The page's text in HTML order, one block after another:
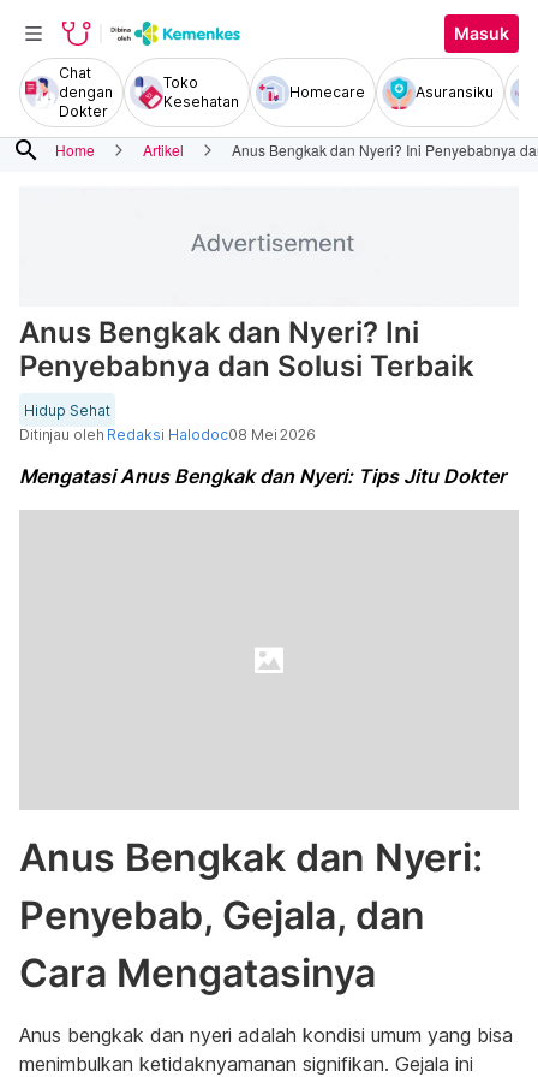
Masuk
Chat
dengan
Dokter
Toko
Kesehatan
Homecare Asuransiku
search Home Artikel Anus Bengkak dan Nyeri? Ini Penyebabnya
Anus Bengkak dan Nyeri? Ini
Penyebabnya dan Solusi Terbaik
Hidup Sehat
Ditinjau oleh Redaksi Halodoc08 Mei 2026
Mengatasi Anus Bengkak dan Nyeri: Tips Jitu Dokter
Anus Bengkak dan Nyeri:
Penyebab, Gejala, dan
Cara Mengatasinya
Anus bengkak dan nyeri adalah kondisi umum yang bisa
menimbulkan ketidaknyamanan signifikan. Gejala ini